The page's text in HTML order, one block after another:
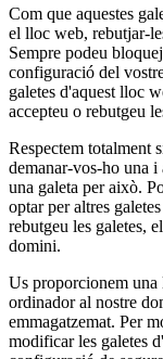
Com que aquestes
el lloc web, rebutjar-
Sempre podeu
configuració del
galetes d'aquest lloc
accepteu o rebutgeu
Respectem totalment
demanar-vos-ho una i
una galeta per això.
optar per altres
rebutgeu les galetes,
domini.
Us proporcionem una
ordinador al nostre
emmagatzemat. Per
modificar les galetes